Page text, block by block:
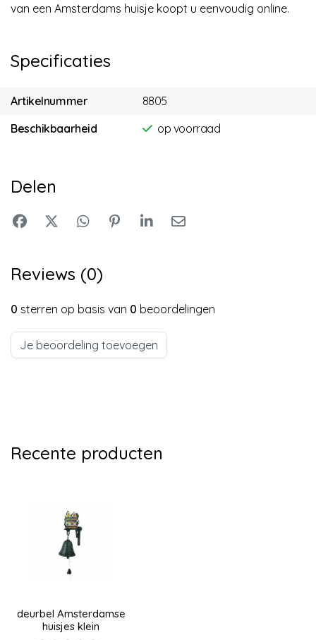
van een Amsterdams huisje koopt u eenvoudig online.
Specificaties
Artikelnummer
8805
Beschikbaarheid
op voorraad
Delen
Reviews (0)
0 sterren op basis van 0 beoordelingen
Je beoordeling toevoegen
Recente producten
deurbel Amsterdamse
huisjes klein